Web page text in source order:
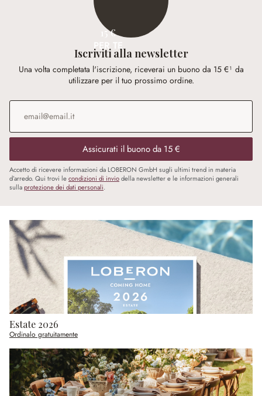
15 €
PER TE
Iscriviti alla newsletter
Una volta completata l'iscrizione, riceverai un buono da 15 €¹ da
utilizzare per il tuo prossimo ordine.
Indirizzo e-mail
Assicurati il buono da 15 €
Accetto di ricevere informazioni da LOBERON GmbH sugli ultimi trend in materia
d’arredo. Qui trovi lecondizioni di inviodella newsletter e le informazioni generali
sullaprotezione dei dati personali.
Estate 2026
Ordinalo gratuitamente